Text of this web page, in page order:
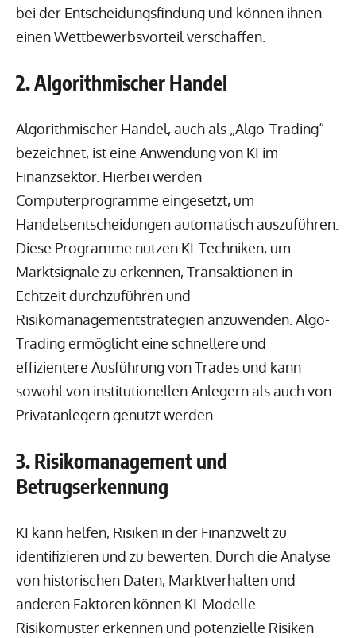
bei der Entscheidungsfindung und können ihnen
einen Wettbewerbsvorteil verschaffen.
2. Algorithmischer Handel
Algorithmischer Handel, auch als „Algo-Trading“
bezeichnet, ist eine Anwendung von KI im
Finanzsektor. Hierbei werden
Computerprogramme eingesetzt, um
Handelsentscheidungen automatisch auszuführen.
Diese Programme nutzen KI-Techniken, um
Marktsignale zu erkennen, Transaktionen in
Echtzeit durchzuführen und
Risikomanagementstrategien anzuwenden. Algo-
Trading ermöglicht eine schnellere und
effizientere Ausführung von Trades und kann
sowohl von institutionellen Anlegern als auch von
Privatanlegern genutzt werden.
3. Risikomanagement und
Betrugserkennung
KI kann helfen, Risiken in der Finanzwelt zu
identifizieren und zu bewerten. Durch die Analyse
von historischen Daten, Marktverhalten und
anderen Faktoren können KI-Modelle
Risikomuster erkennen und potenzielle Risiken